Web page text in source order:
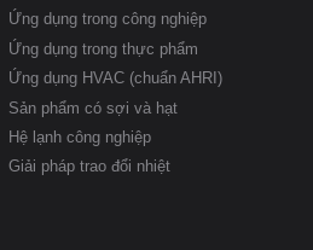
Ứng dụng trong công nghiệp
Ứng dụng trong thực phẩm
Ứng dụng HVAC (chuẩn AHRI)
Sản phẩm có sợi và hạt
Hệ lạnh công nghiệp
Giải pháp trao đổi nhiệt